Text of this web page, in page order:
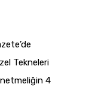
Tekneleri
4